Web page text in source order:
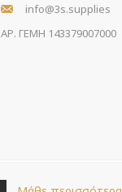
info@3s.supplies
ΑΡ. ΓΕΜΗ 143379007000